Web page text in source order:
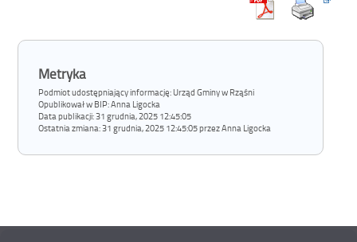
Metryka
Podmiot udostępniający informację: Urząd Gminy w Rząśni
Opublikował w BIP:Anna Ligocka
Data publikacji:31 grudnia, 2025 12:45:05
Ostatnia zmiana:31 grudnia, 2025 12:45:05 przez Anna Ligocka